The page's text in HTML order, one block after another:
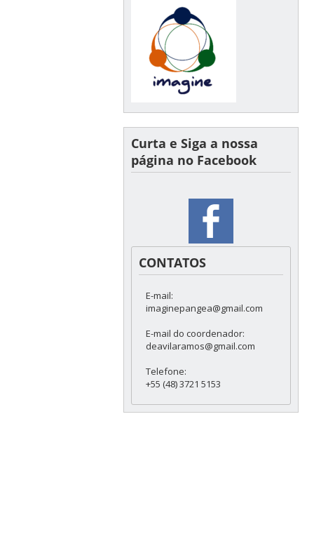
Curta e Siga a nossa
página no Facebook
CONTATOS
E-mail:
imaginepangea@gmail.com
E-mail do coordenador:
deavilaramos@gmail.com
Telefone:
+55 (48) 3721 5153